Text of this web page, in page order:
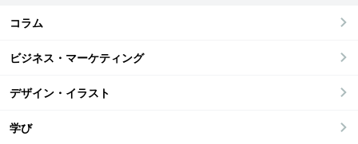
コラム
ビジネス・マーケティング
デザイン・イラスト
学び